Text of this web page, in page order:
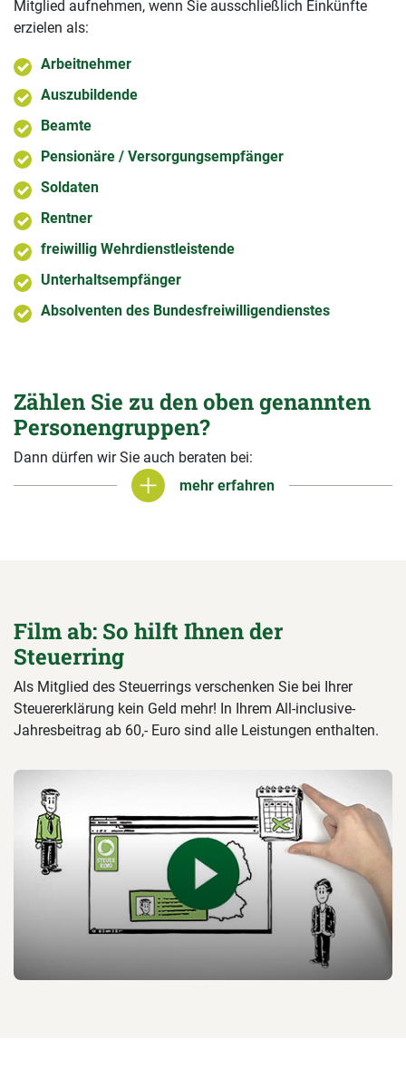
Mitglied aufnehmen, wenn Sie ausschließlich Einkünfte
erzielen als:
Arbeitnehmer
Auszubildende
Beamte
Pensionäre / Versorgungsempfänger
Soldaten
Rentner
freiwillig Wehrdienstleistende
Unterhaltsempfänger
Absolventen des Bundesfreiwilligendienstes
Zählen Sie zu den oben genannten
Personengruppen?
Dann dürfen wir Sie auch beraten bei:
mehr erfahren
mehr erfahren
Film ab: So hilft Ihnen der
Steuerring
Als Mitglied des Steuerrings verschenken Sie bei Ihrer
Steuererklärung kein Geld mehr! In Ihrem All-inclusive-
Jahresbeitrag ab 60,- Euro sind alle Leistungen enthalten.